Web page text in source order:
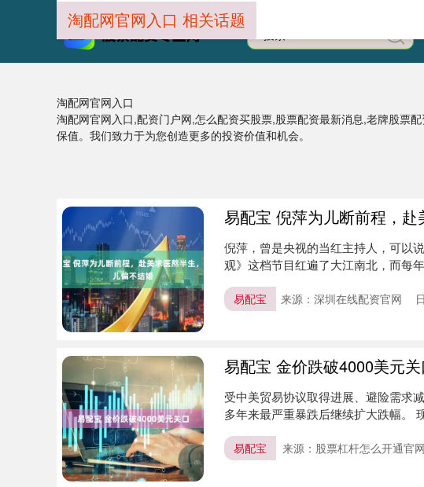
淘配网官网入口
淘配网官网入口,配资门户网,怎么配资买股票,股票配资最新消息,老牌股票
保值。我们致力于为您创造更多的投资价值和机会。
淘配网官网入口 相关话题
易配宝 倪萍为儿断前程，
倪萍，曾是央视的当红主持人，可以
观》这档节目红遍了大江南北，而每
易配宝 来源：深圳在线配资官网
易配宝 金价跌破4000美元关
受中美贸易协议取得进展、避险需求
多年来最严重暴跌后继续扩大跌幅。
易配宝 来源：股票杠杆怎么开通官网